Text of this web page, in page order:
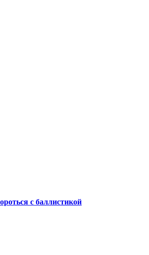
с баллистикой